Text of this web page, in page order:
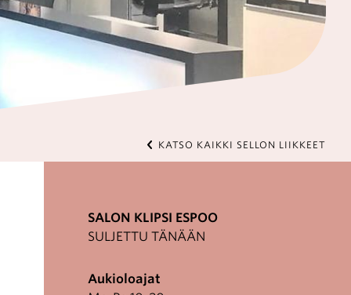
KATSO KAIKKI SELLON LIIKKEET
SALON KLIPSI ESPOO
SULJETTU TÄNÄÄN
Aukioloajat